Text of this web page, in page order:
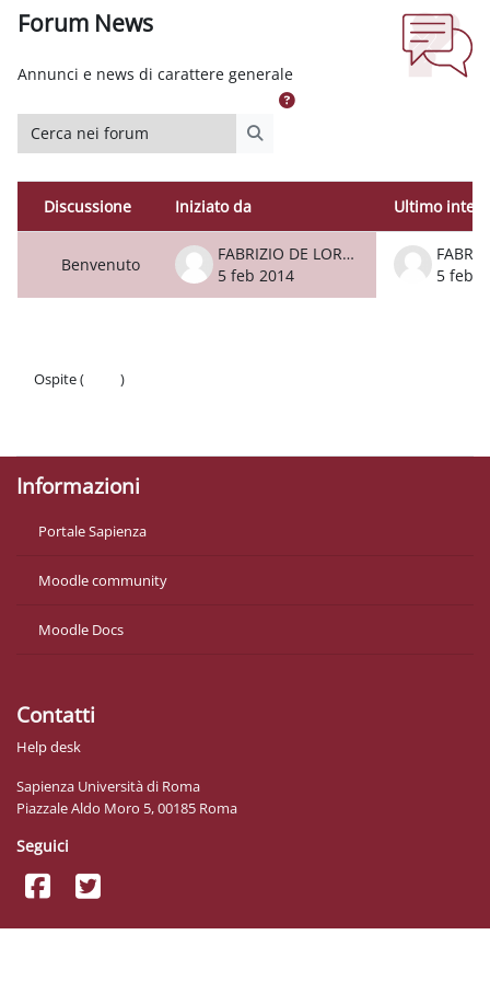
Forum News
Annunci e news di carattere generale
Cerca nei forum
Elenco delle discussioni.
Stato
Discussione Iniziato da Ultimo
Benvenuto
FABRIZIO DE LORENZO
5 feb 2014
5 feb
Ospite (
)
Informazioni
Portale Sapienza
Moodle community
Moodle Docs
Contatti
Help desk
Sapienza Università di Roma
Piazzale Aldo Moro 5, 00185 Roma
Seguici